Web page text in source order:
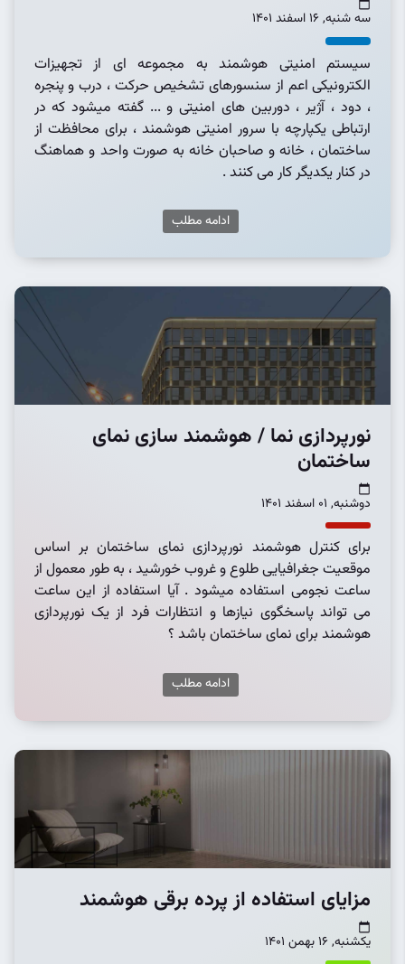
سه شنبه, 16 اسفند 1401
سیستم امنیتی هوشمند به مجموعه ای از تجهیزات
الکترونیکی اعم از سنسورهای تشخیص حرکت ، درب و پنجره
، دود ، آژیر ، دوربین های امنیتی و ... گفته میشود که در
ارتباطی یکپارچه با سرور امنیتی هوشمند ، برای محافظت از
ساختمان ، خانه و صاحبان خانه به صورت واحد و هماهنگ
در کنار یکدیگر کار می کنند .
ادامه مطلب
نورپردازی نما / هوشمند سازی نمای
ساختمان
دوشنبه, 01 اسفند 1401
برای کنترل هوشمند نورپردازی نمای ساختمان بر اساس
موقعیت جغرافیایی طلوع و غروب خورشید ، به طور معمول از
ساعت نجومی استفاده میشود . آیا استفاده از این ساعت
می تواند پاسخگوی نیازها و انتظارات فرد از یک نورپردازی
هوشمند برای نمای ساختمان باشد ؟
ادامه مطلب
مزایای استفاده از پرده برقی هوشمند
یکشنبه, 16 بهمن 1401